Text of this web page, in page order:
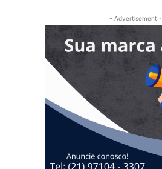
- Advertisement -